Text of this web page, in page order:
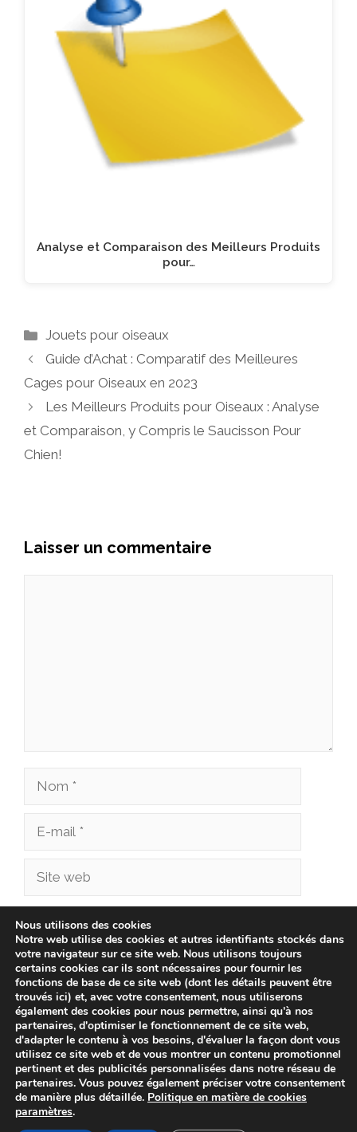
Analyse et Comparaison des Meilleurs Produits
pour…
Catégories
Jouets pour oiseaux
Guide d’Achat : Comparatif des Meilleures
Cages pour Oiseaux en 2023
Les Meilleurs Produits pour Oiseaux : Analyse
et Comparaison, y Compris le Saucisson Pour
Chien!
Laisser un commentaire
Nom
Site
Enregistrer mon nom, mon e-mail et mon site
dans le navigateur pour mon prochain
commentaire.
© 2026 bonnenverkoop.be -
Nous utilisons des cookies
Notre web utilise des cookies et autres identifiants stockés dans
votre navigateur sur ce site web. Nous utilisons toujours
certains cookies car ils sont nécessaires pour fournir les
fonctions de base de ce site web (dont les détails peuvent être
trouvés ici) et, avec votre consentement, nous utiliserons
également des cookies pour nous permettre, ainsi qu'à nos
partenaires, d'optimiser le fonctionnement de ce site web,
d'adapter le contenu à vos besoins, d'évaluer la façon dont vous
utilisez ce site web et de vous montrer un contenu promotionnel
pertinent et des publicités personnalisées dans notre réseau de
partenaires. Vous pouvez également préciser votre consentement
de manière plus détaillée. Politique en matière de cookies
paramètres.